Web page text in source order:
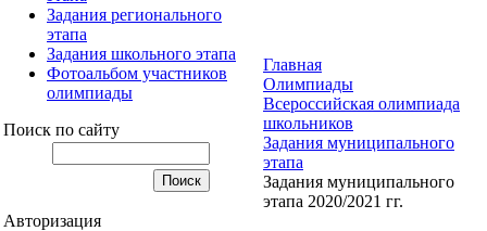
Задания регионального
этапа
Задания школьного этапа
Фотоальбом участников
олимпиады
Поиск по сайту
Авторизация
Главная
Олимпиады
Всероссийская олимпиада
школьников
Задания муниципального
этапа
Задания муниципального
этапа 2020/2021 гг.